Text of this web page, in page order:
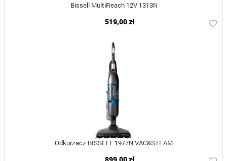
Bissell MultiReach 12V 1313N
519,00 zł
Odkurzacz BISSELL 1977N VAC&STEAM